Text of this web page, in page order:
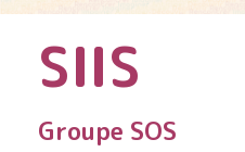
SIIS
Groupe SOS